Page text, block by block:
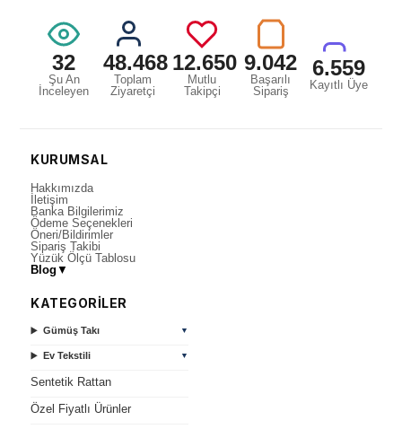
32
Şu An
İnceleyen
48.468
Toplam
Ziyaretçi
12.650
Mutlu
Takipçi
9.042
Başarılı
Sipariş
6.559
Kayıtlı Üye
KURUMSAL
Hakkımızda
İletişim
Banka Bilgilerimiz
Ödeme Seçenekleri
Öneri/Bildirimler
Sipariş Takibi
Yüzük Ölçü Tablosu
Blog ▼
KATEGORİLER
Gümüş Takı ▼
Ev Tekstili ▼
Sentetik Rattan
Özel Fiyatlı Ürünler